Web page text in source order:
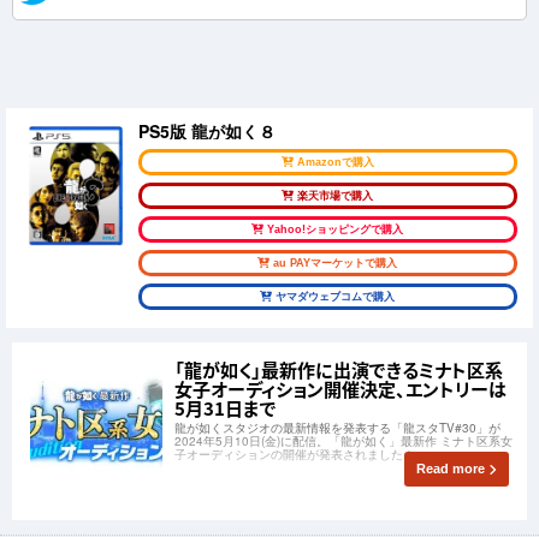
PS5版 龍が如く８
Amazonで購入
楽天市場で購入
Yahoo!ショッピングで購入
au PAYマーケットで購入
ヤマダウェブコムで購入
「龍が如く」最新作に出演できるミナト区系
女子オーディション開催決定、エントリーは
5月31日まで
龍が如くスタジオの最新情報を発表する「龍スタTV#30」が
2024年5月10日(金)に配信。「龍が如く」最新作 ミナト区系女
子オーディションの開催が発表されました！
Read more